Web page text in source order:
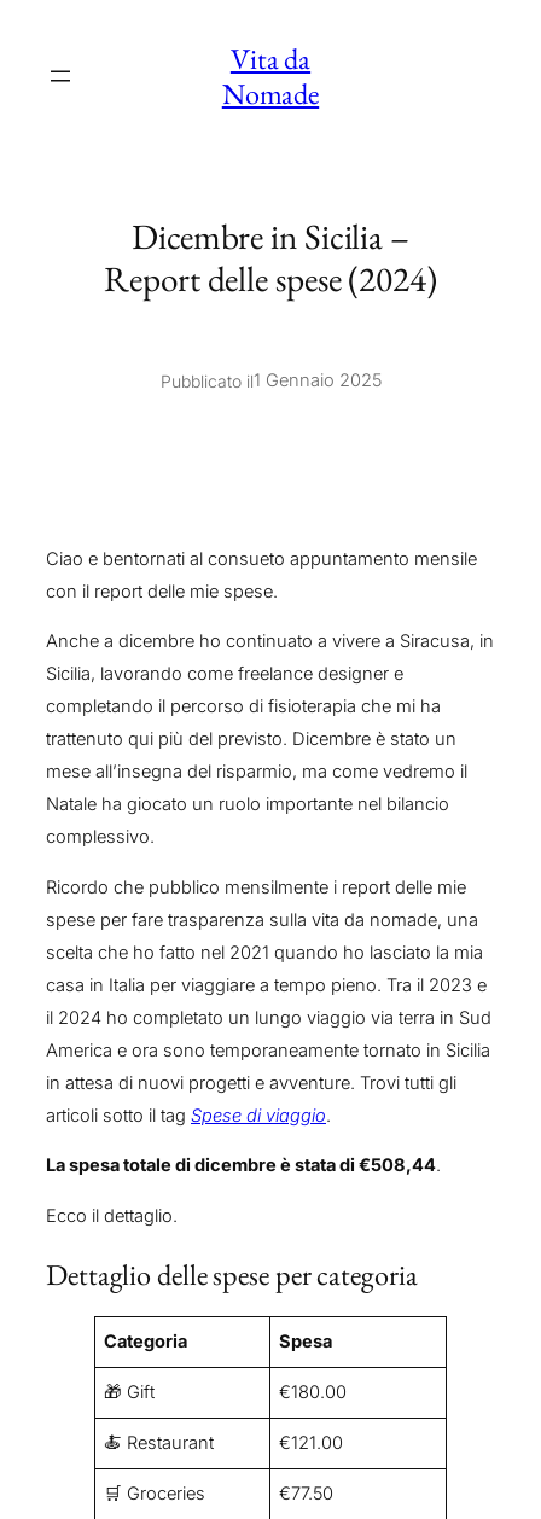
contenuto
Vita da
Nomade
Dicembre in Sicilia –
Report delle spese (2024)
Pubblicato il1 Gennaio 2025
Ciao e bentornati al consueto appuntamento mensile
con il report delle mie spese.
Anche a dicembre ho continuato a vivere a Siracusa, in
Sicilia, lavorando come freelance designer e
completando il percorso di fisioterapia che mi ha
trattenuto qui più del previsto. Dicembre è stato un
mese all’insegna del risparmio, ma come vedremo il
Natale ha giocato un ruolo importante nel bilancio
complessivo.
Ricordo che pubblico mensilmente i report delle mie
spese per fare trasparenza sulla vita da nomade, una
scelta che ho fatto nel 2021 quando ho lasciato la mia
casa in Italia per viaggiare a tempo pieno. Tra il 2023 e
il 2024 ho completato un lungo viaggio via terra in Sud
America e ora sono temporaneamente tornato in Sicilia
in attesa di nuovi progetti e avventure. Trovi tutti gli
articoli sotto il tag Spese di viaggio.
La spesa totale di dicembre è stata di €508,44.
Ecco il dettaglio.
Dettaglio delle spese per categoria
Categoria Spesa
🎁 Gift €180.00
🍝 Restaurant €121.00
🛒 Groceries €77.50